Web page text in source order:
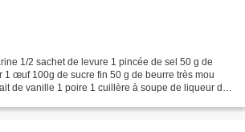
1/2 sachet de levure 1 pincée de sel 50 g de
1 œuf 100g de sucre fin 50 g de beurre très mou
de vanille 1 poire 1 cuillère à soupe de liqueur de